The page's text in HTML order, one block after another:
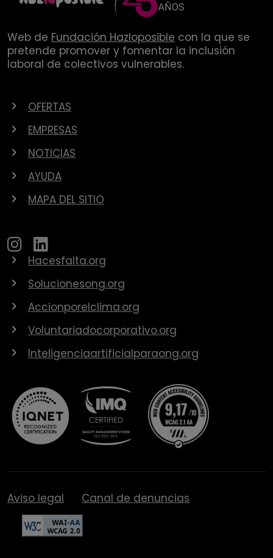
Web de Fundación Hazloposible con la que se
pretende promover y fomentar la inclusión
laboral de colectivos vulnerables.
OFERTAS
EMPRESAS
NOTICIAS
AYUDA
MAPA DEL SITIO
Hacesfalta.org
Solucionesong.org
Accionporelclima.org
Voluntariadocorporativo.org
Inteligenciaartificialparaong.org
Aviso legal Canal de denuncias